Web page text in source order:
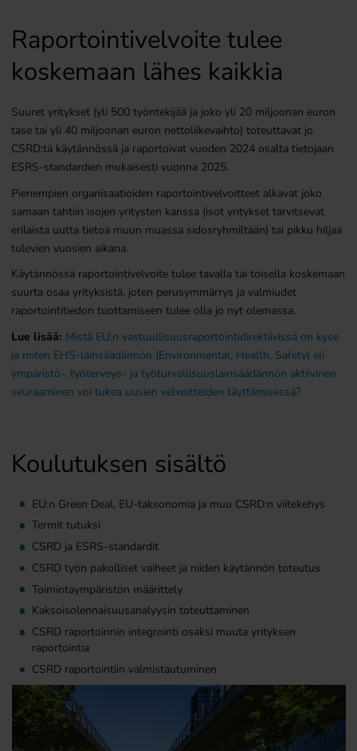
Raportointivelvoite tulee
koskemaan lähes kaikkia
Suuret yritykset (yli 500 työntekijää ja joko yli 20 miljoonan euron
tase tai yli 40 miljoonan euron nettoliikevaihto) toteuttavat jo
CSRD:tä käytännössä ja raportoivat vuoden 2024 osalta tietojaan
ESRS-standardien mukaisesti vuonna 2025.
Pienempien organisaatioiden raportointivelvoitteet alkavat joko
samaan tahtiin isojen yritysten kanssa (isot yritykset tarvitsevat
erilaista uutta tietoa muun muassa sidosryhmiltään) tai pikku hiljaa
tulevien vuosien aikana.
Käytännössä raportointivelvoite tulee tavalla tai toisella koskemaan
suurta osaa yrityksistä, joten perusymmärrys ja valmiudet
raportointitiedon tuottamiseen tulee olla jo nyt olemassa.
Lue lisää: Mistä EU:n vastuullisuusraportointidirektiivissä on kyse
ja miten EHS-lainsäädännön (Environmental, Health, Safety) eli
ympäristö-, työterveys- ja työturvallisuuslainsäädännön aktiivinen
seuraaminen voi tukea uusien velvoitteiden täyttämisessä?
Koulutuksen sisältö
EU:n Green Deal, EU-taksonomia ja muu CSRD:n viitekehys
Termit tutuksi
CSRD ja ESRS-standardit
CSRD työn pakolliset vaiheet ja niiden käytännön toteutus
Toimintaympäristön määrittely
Kaksoisolennaisuusanalyysin toteuttaminen
CSRD raportoinnin integrointi osaksi muuta yrityksen
raportointia
CSRD raportointiin valmistautuminen